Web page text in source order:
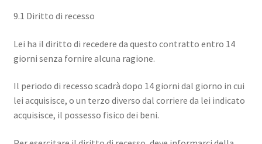
9.1 Diritto di recesso
Lei ha il diritto di recedere da questo contratto entro 14
giorni senza fornire alcuna ragione.
Il periodo di recesso scadrà dopo 14 giorni dal giorno in cui
lei acquisisce, o un terzo diverso dal corriere da lei indicato
acquisisce, il possesso fisico dei beni.